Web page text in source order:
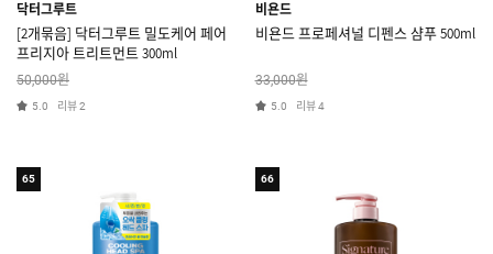
닥터그루트
[2개묶음] 닥터그루트 밀도케어 페어
프리지아 트리트먼트 300ml
50,000원
5.0 리뷰2
비욘드
비욘드 프로페셔널 디펜스 샴푸 500ml
33,000원
5.0 리뷰4
65 66